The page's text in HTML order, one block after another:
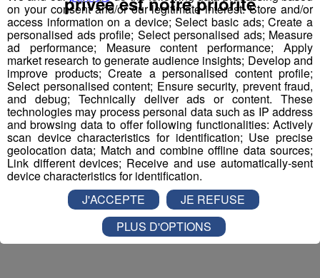
on your consent and/or our legitimate interest: Store and/or
access information on a device; Select basic ads; Create a
personalised ads profile; Select personalised ads; Measure
ad performance; Measure content performance; Apply
market research to generate audience insights; Develop and
improve products; Create a personalised content profile;
Select personalised content; Ensure security, prevent fraud,
and debug; Technically deliver ads or content. These
technologies may process personal data such as IP address
and browsing data to offer following functionalities: Actively
scan device characteristics for identification; Use precise
geolocation data; Match and combine offline data sources;
Link different devices; Receive and use automatically-sent
device characteristics for identification.
J'ACCEPTE
JE REFUSE
PLUS D'OPTIONS